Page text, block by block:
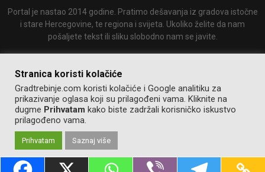
Portal je nastao 2014 godine. Pratimo dešavanja iz gradova istočne
i stare Hercegovine, te regiona i svijeta. Ukoliko želite da nam
pošaljete tekst ili sliku slobodno nam se javite.
@2014-2020. Sva prava zadržana.
Stranica koristi kolačiće
Gradtrebinje.com koristi kolačiće i Google analitiku za
prikazivanje oglasa koji su prilagođeni vama. Kliknite na
dugme Prihvatam kako biste zadržali korisničko iskustvo
prilagođeno vama.
Prihvatam Saznaj više